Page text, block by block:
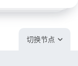
切换节点